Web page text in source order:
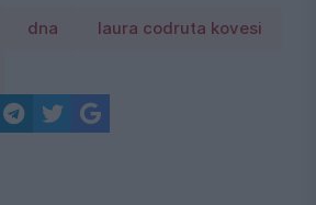
dna laura codruta kovesi